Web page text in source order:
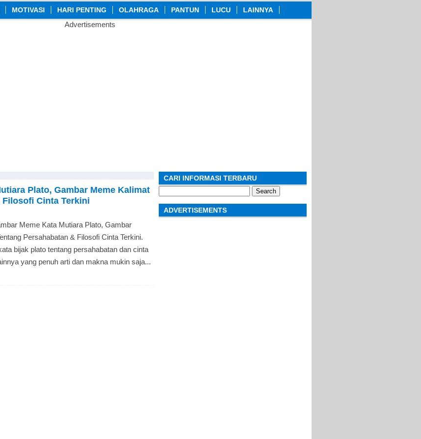
MOTIVASI HARI PENTING OLAHRAGA PANTUN LUCU LAINNYA
Advertisements
Plato, Gambar Meme Kalimat
Filosofi Cinta Terkini
Meme Kata Mutiara Plato, Gambar
Persahabatan & Filosofi Cinta Terkini.
bijak plato tentang persahabatan dan cinta
yang penuh arti dan makna mukin saja...
CARI INFORMASI TERBARU
for:
ADVERTISEMENTS